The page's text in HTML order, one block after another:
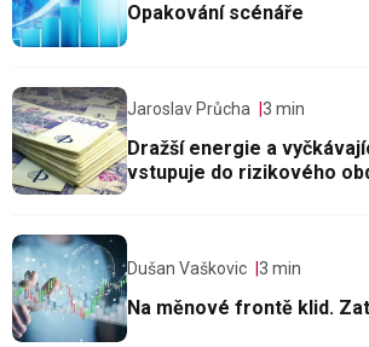
Opakování scénáře
Jaroslav Průcha 3 min
Dražší energie a
vstupuje do rizikového
Dušan Vaškovic 3 min
Na měnové frontě klid.